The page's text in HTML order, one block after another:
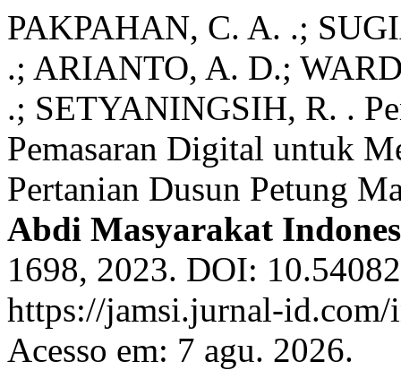
PAKPAHAN, C. A. .;
.; ARIANTO, A. D.;
.; SETYANINGSIH, R. .
Pemasaran Digital untuk
Pertanian Dusun Petung
Abdi Masyarakat
1698, 2023. DOI:
https://jamsi.jurnal-
Acesso em: 7 agu. 2026.